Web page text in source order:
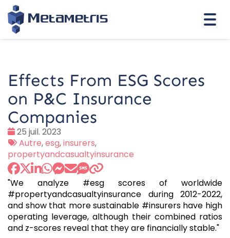
Effects From ESG Scores
on P&C Insurance
Companies
Date
:
25 juil. 2023
Tags
:
Autre,esg,insurers,
propertyandcasualtyinsurance
"We analyze #esg scores of worldwide
#propertyandcasualtyinsurance during 2012-2022,
and show that more sustainable #insurers have high
operating leverage, although their combined ratios
and z-scores reveal that they are financially stable."